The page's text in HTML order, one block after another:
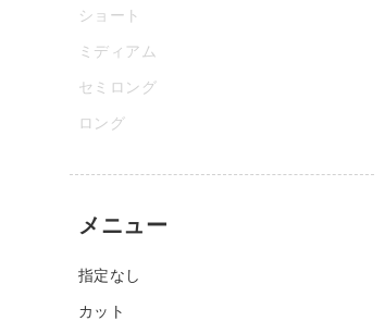
ショート
ミディアム
セミロング
ロング
メニュー
指定なし
カット